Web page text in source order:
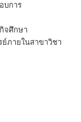
บการ
จศึกษา
ภายในสาขาวิชา